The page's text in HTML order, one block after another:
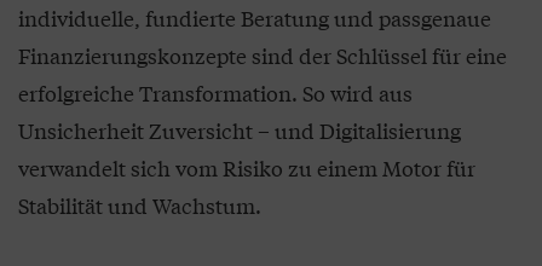
individuelle, fundierte Beratung und passgenaue
Finanzierungskonzepte sind der Schlüssel für eine
erfolgreiche Transformation. So wird aus
Unsicherheit Zuversicht – und Digitalisierung
verwandelt sich vom Risiko zu einem Motor für
Stabilität und Wachstum.